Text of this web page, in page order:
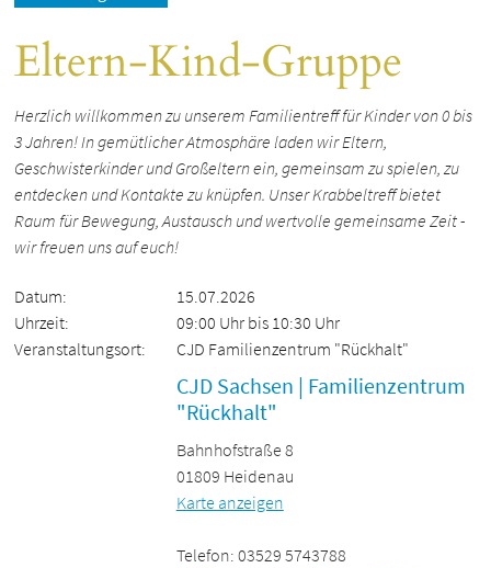
Eltern-Kind-Gruppe
Herzlich willkommen zu unserem Familientreff für Kinder von 0 bis
3 Jahren! In gemütlicher Atmosphäre laden wir Eltern,
Geschwisterkinder und Großeltern ein, gemeinsam zu spielen, zu
entdecken und Kontakte zu knüpfen. Unser Krabbeltreff bietet
Raum für Bewegung, Austausch und wertvolle gemeinsame Zeit -
wir freuen uns auf euch!
Datum:
15.07.2026
Uhrzeit:
09:00 Uhr bis 10:30 Uhr
Veranstaltungsort:
CJD Familienzentrum "Rückhalt"
CJD Sachsen | Familienzentrum
"Rückhalt"
Bahnhofstraße 8
01809 Heidenau
Karte anzeigen
Telefon: 03529 5743788